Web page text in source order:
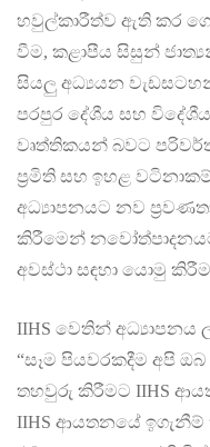
හවුල්කාරීත්ව ඇති කර
වීම, කළාපීය සිසුන්
සියලු අධ්‍යයන
පරපුර දේශීය සහ
වෘත්තිකයන් බවට
ප්‍රමිති සහ ඉහළ
අධ්‍යාපනයට නව
කිරීමෙන්
අවස්ථා සඳහා යොමු
IIHS වෙතින් අධ්‍යාපනය
“සෑම පියවරකදීම අපි
තහවුරු කිරීමට IIHS
IIHS ආයතනයේ